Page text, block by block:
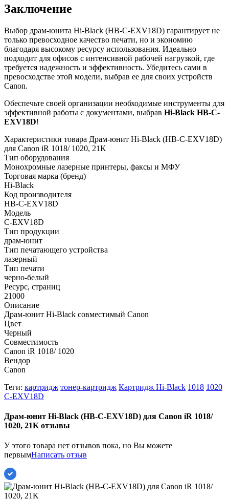
Заключение
Выбор драм-юнита Hi-Black (HB-C-EXV18D) гарантирует не
только превосходное качество печати, но и экономию
благодаря высокому ресурсу использования. Идеально
подходит для офисов с интенсивной рабочей нагрузкой, где
требуется надежность и эффективность. Убедитесь сами в
превосходстве этой модели, выбрав ее для своих устройств
Canon.
Обеспечьте своей организации необходимые инструменты для
эффективной работы с документами, выбрав Hi-Black HB-C-
EXV18D!
Характеристики товара Драм-юнит Hi-Black (HB-C-EXV18D)
для Canon iR 1018/ 1020, 21K
Тип оборудования
Монохромные лазерные принтеры, факсы и МФУ
Торговая марка (бренд)
Hi-Black
Код производителя
HB-C-EXV18D
Модель
C-EXV18D
Тип продукции
драм-юнит
Тип печатающего устройства
лазерный
Тип печати
черно-белый
Ресурс, страниц
21000
Описание
Драм-юнит Hi-Black совместимый Canon
Цвет
Черный
Совместимость
Canon iR 1018/ 1020
Вендор
Canon
Теги: картридж тонер-картридж Картридж Hi-Black 1018 1020
C-EXV18D
Драм-юнит Hi-Black (HB-C-EXV18D) для Canon iR 1018/
1020, 21K отзывы
У этого товара нет отзывов пока, но Вы можете
первымНаписать отзыв